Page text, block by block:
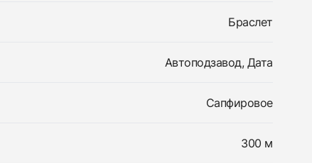
Браслет
Автоподзавод, Дата
Сапфировое
300 м